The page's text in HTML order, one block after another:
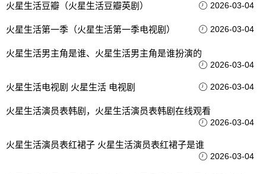
火星生活豆瓣（火星生活豆瓣英剧） 2026-03-04
火星生活第一季（火星生活第一季电视剧） 2026-03-04
火星生活男主角是谁、火星生活男主角是谁扮演的
2026-03-04
火星生活电视剧 火星生活 电视剧 2026-03-04
火星生活演员表韩剧，火星生活演员表韩剧在线观看
2026-03-04
火星生活演员表红裙子 火星生活演员表红裙子是谁
2026-03-04